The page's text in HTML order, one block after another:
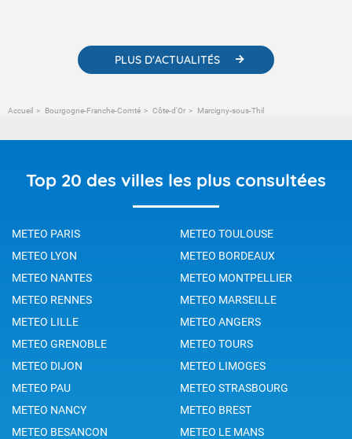
PLUS D'ACTUALITÉS
Accueil Bourgogne-Franche-Comté Côte-d'Or Marcigny-sous-Thil
Top 20 des villes les plus consultées
METEO PARIS
METEO TOULOUSE
METEO LYON
METEO BORDEAUX
METEO NANTES
METEO MONTPELLIER
METEO RENNES
METEO MARSEILLE
METEO LILLE
METEO ANGERS
METEO GRENOBLE
METEO TOURS
METEO DIJON
METEO LIMOGES
METEO PAU
METEO STRASBOURG
METEO NANCY
METEO BREST
METEO BESANCON
METEO LE MANS